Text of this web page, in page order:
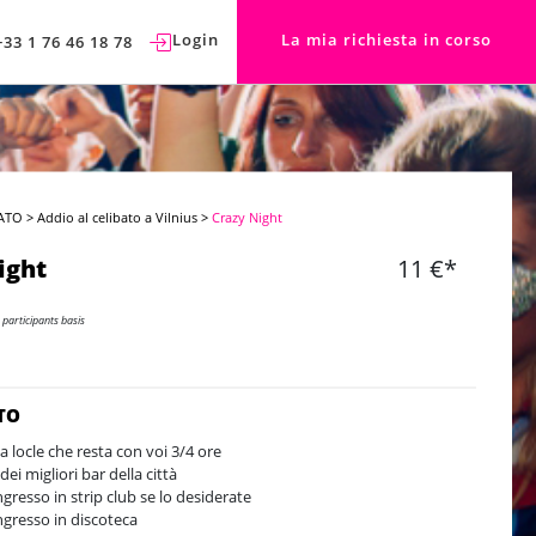
1 76 46 18 78 Login La mia richiesta in corso
>Addio al celibato a Vilnius >Crazy Night
11 €*
basis
locle che resta con voi 3/4 ore
migliori bar della città
in strip club se lo desiderate
in discoteca